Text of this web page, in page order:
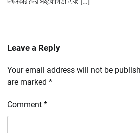
দখলকারীদের সহযোগিতা এবং […]
Leave a Reply
Your email address will not be
are marked *
Comment *